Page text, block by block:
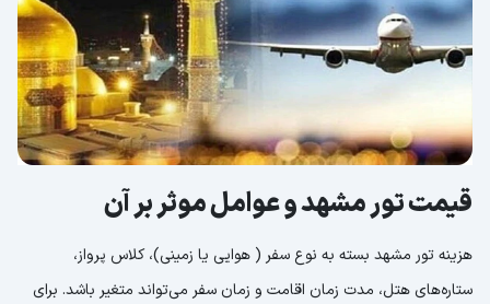
قیمت تور مشهد و عوامل موثر بر آن
هزینه تور مشهد بسته به نوع سفر ( هوایی یا زمینی)، کلاس پرواز،
ستاره‌های هتل، مدت زمان اقامت و زمان سفر می‌تواند متغیر باشد. برای